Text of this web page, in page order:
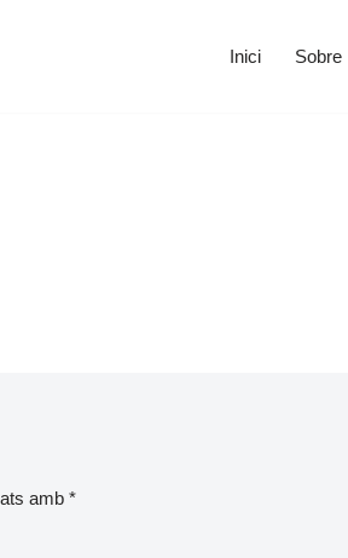
Inici Sobre
amb *